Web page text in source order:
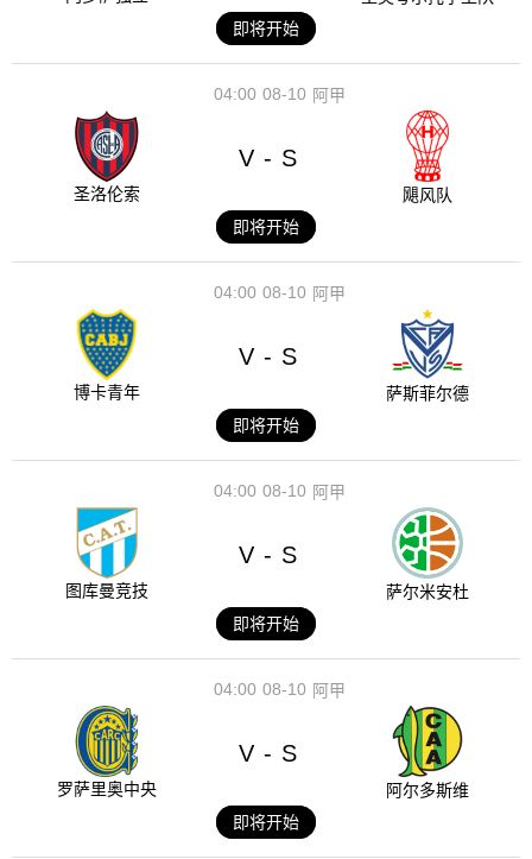
即将开始
08-10
04:00 阿甲
圣洛伦索
V - S
飓风队
即将开始
08-10
04:00 阿甲
博卡青年
V - S
萨斯菲尔德
即将开始
08-10
04:00 阿甲
图库曼竞技
V - S
萨尔米安杜
即将开始
08-10
04:00 阿甲
罗萨里奥中央
V - S
阿尔多斯维
即将开始